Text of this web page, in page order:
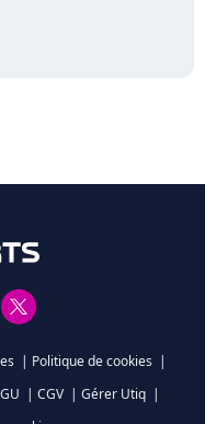
| Politique de cookies |
| CGV | Gérer Utiq |